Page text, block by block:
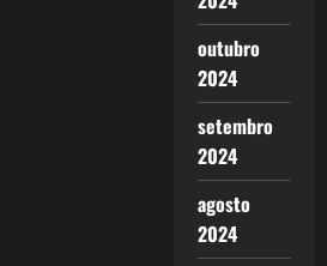
outubro
2024
setembro
2024
agosto
2024